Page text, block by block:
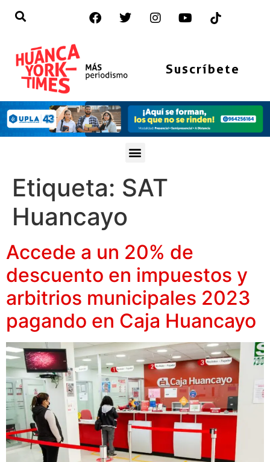
Suscríbete
Etiqueta: SAT
Huancayo
Accede a un 20% de
descuento en impuestos y
arbitrios municipales 2023
pagando en Caja Huancayo